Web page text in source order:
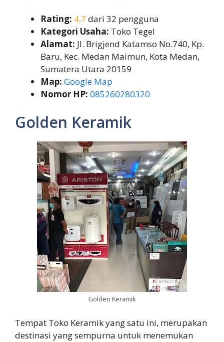
Rating: 4,7 dari 32 pengguna
Kategori Usaha: Toko Tegel
Alamat: Jl. Brigjend Katamso No.740, Kp.
Baru, Kec. Medan Maimun, Kota Medan,
Sumatera Utara 20159
Map: Google Map
Nomor HP: 085260280320
Golden Keramik
Golden Keramik
Tempat Toko Keramik yang satu ini, merupakan
destinasi yang sempurna untuk menemukan